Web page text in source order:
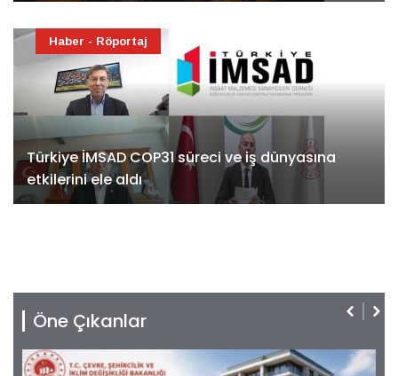
Türkiye İMSAD COP31 süreci ve iş dünyasına
etkilerini ele aldı
Haber - Röportaj
Öne Çıkanlar